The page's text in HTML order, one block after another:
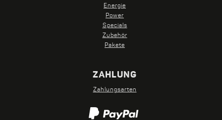
Energie
Power
Specials
Zubehör
Pakete
ZAHLUNG
Zahlungsarten